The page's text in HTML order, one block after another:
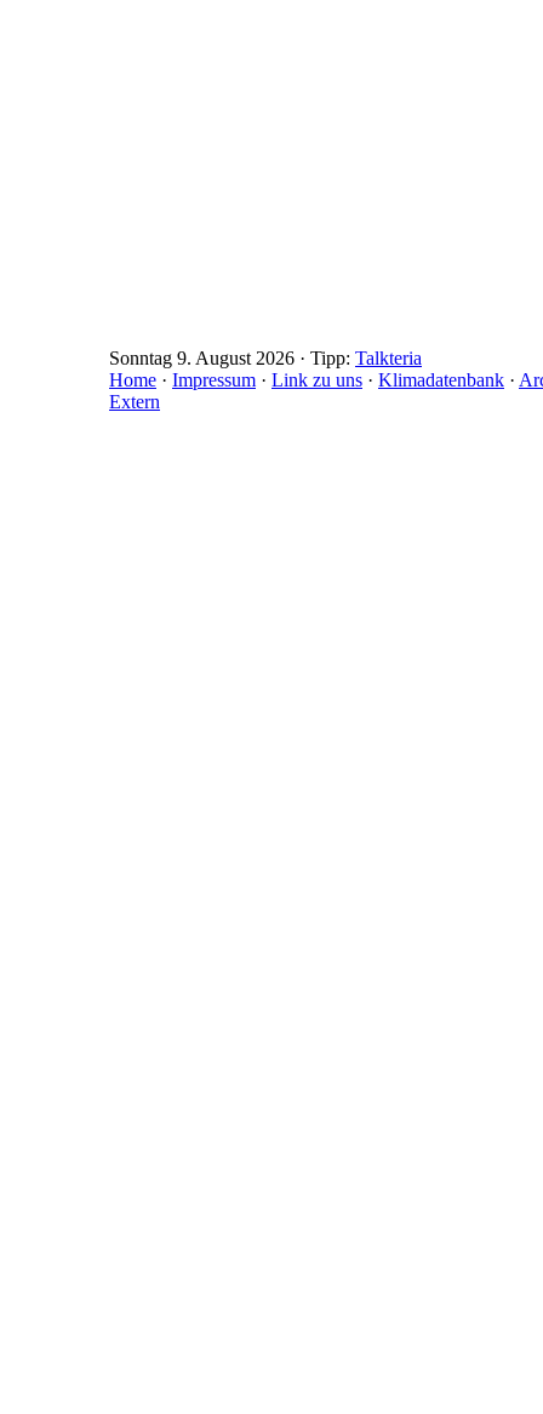
Sonntag 9. August 2026 · Tipp: Talkteria
Home · Impressum · Link zu uns · Klimadatenbank ·
Extern